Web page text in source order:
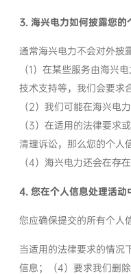
3. 海兴电力如何披露您的
通常海兴电力不会对外披
（1）在某些服务由海兴
技术支持等，我们会要求
（2）我们可能在海兴电
（3）在适用的法律要求
清理诉讼，那么您的个人
（4）海兴电力还会在存
4. 您在个人信息处理活动
您应确保提交的所有个人
当适用的法律要求的情况
信息；（4）要求我们删